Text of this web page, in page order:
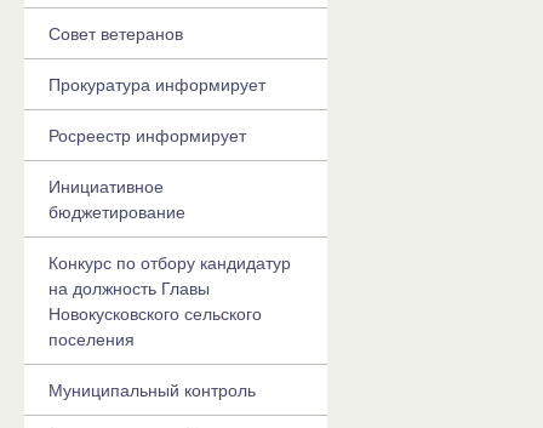
Совет ветеранов
Прокуратура информирует
Росреестр информирует
Инициативное
бюджетирование
Конкурс по отбору кандидатур
на должность Главы
Новокусковского сельского
поселения
Муниципальный контроль